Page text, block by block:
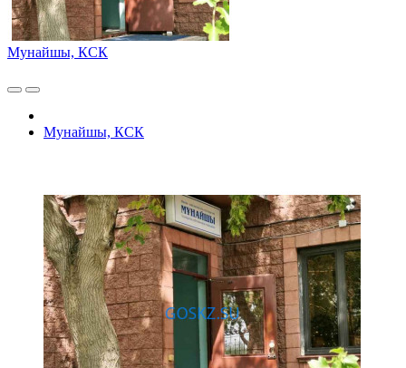
Мунайшы, КСК
Мунайшы, КСК